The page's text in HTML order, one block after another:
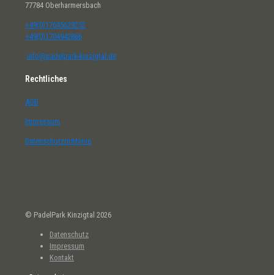
77784 Oberharmersbach
+49(0)17645629252
+49(0)1704942866
info@padelpark-kinzigtal.de
Rechtliches
AGB
Impressum
Datenschutzrichtlinie
© PadelPark Kinzigtal 2026
Datenschutz
Impressum
Kontakt